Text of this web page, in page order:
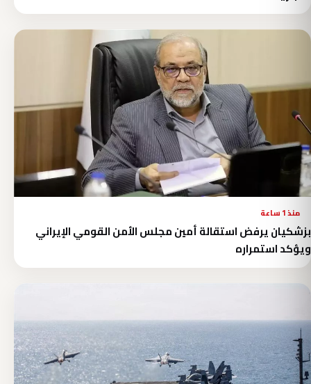
منذ 1 ساعة
بزشكيان يرفض استقالة أمين مجلس الأمن القومي الإيراني
ويؤكد استمراره